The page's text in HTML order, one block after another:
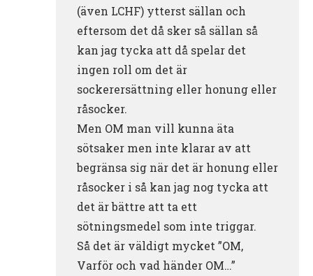
(även LCHF) ytterst sällan och
eftersom det då sker så sällan så
kan jag tycka att då spelar det
ingen roll om det är
sockerersättning eller honung eller
råsocker.
Men OM man vill kunna äta
sötsaker men inte klarar av att
begränsa sig när det är honung eller
råsocker i så kan jag nog tycka att
det är bättre att ta ett
sötningsmedel som inte triggar.
Så det är väldigt mycket ”OM,
Varför och vad händer OM…”